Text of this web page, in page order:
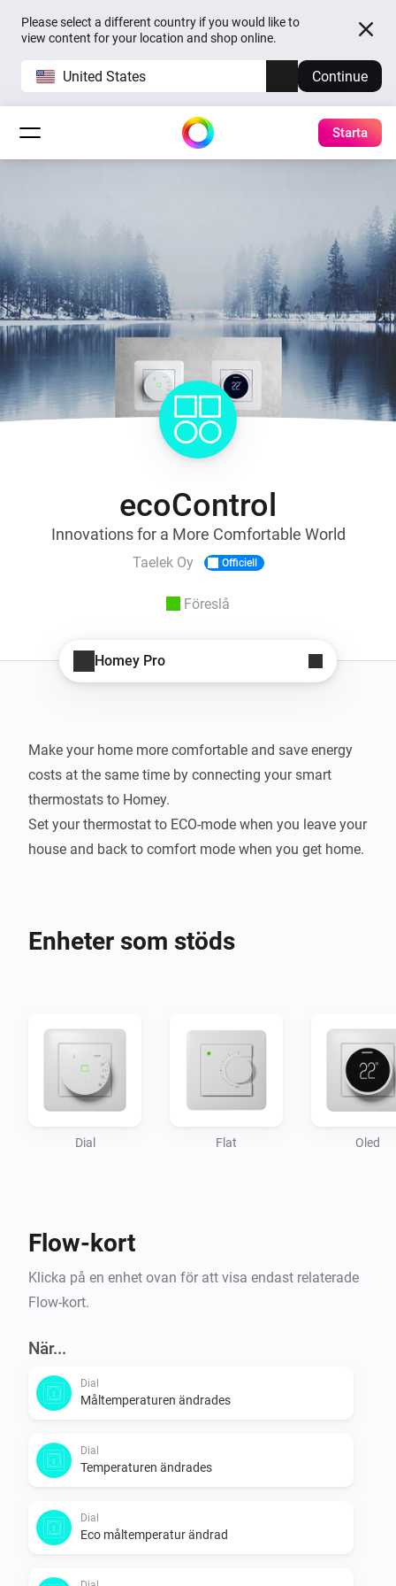
Please select a different country if you would like to
view content for your location and shop online.
United States Continue
Starta
ecoControl
Innovations for a More Comfortable World
Taelek Oy Officiell
Föreslå
Homey Pro
Make your home more comfortable and save energy
costs at the same time by connecting your smart
thermostats to Homey.
Set your thermostat to ECO-mode when you leave your
Enheter som stöds
Dial Flat Oled
Flow-kort
Klicka på en enhet ovan för att visa endast relaterade
Flow-kort.
När...
Dial
Måltemperaturen ändrades
Dial
Temperaturen ändrades
Dial
Eco måltemperatur ändrad